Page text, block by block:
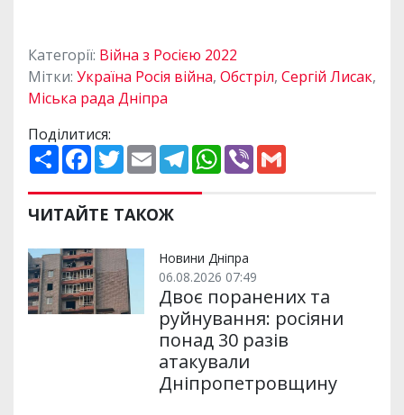
Категорії: Війна з Росією 2022
Мітки: Україна Росія війна, Обстріл, Сергій Лисак,
Міська рада Дніпра
Поділитися:
П
о
и
р
и
и
F
a
e
b
o
k
T
w
t
t
e
E
m
i
l
T
e
e
m
W
h
p
V
ЧИТАЙТЕ ТАКОЖ
Новини Дніпра
06.08.2026 07:49
Двоє поранених та
руйнування: росіяни
понад 30 разів
атакували
Дніпропетровщину